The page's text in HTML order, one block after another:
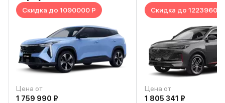
Скидка до 1090000 Р
Цена от
1 759 990 ₽
Скидка до 1223960 Р
Цена от
1 805 341 ₽